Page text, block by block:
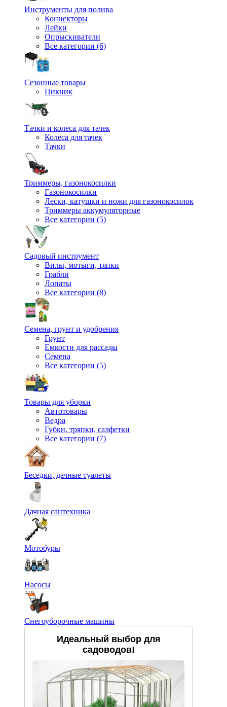
Инструменты для полива
Коннекторы
Лейки
Опрыскиватели
Все категории (6)
Сезонные товары
Пикник
Тачки и колеса для тачек
Колеса для тачек
Тачки
Триммеры, газонокосилки
Газонокосилки
Лески, катушки и ножи для газонокосилок
Триммеры аккумуляторные
Все категории (5)
Садовый инструмент
Вилы, мотыги, тяпки
Грабли
Лопаты
Все категории (8)
Семена, грунт и удобрения
Грунт
Емкости для рассады
Семена
Все категории (5)
Товары для уборки
Автотовары
Ведра
Губки, тряпки, салфетки
Все категории (7)
Беседки, дачные туалеты
Дачная сантехника
Мотобуры
Насосы
Снегоуборочные машины
Идеальный выбор для
садоводов!